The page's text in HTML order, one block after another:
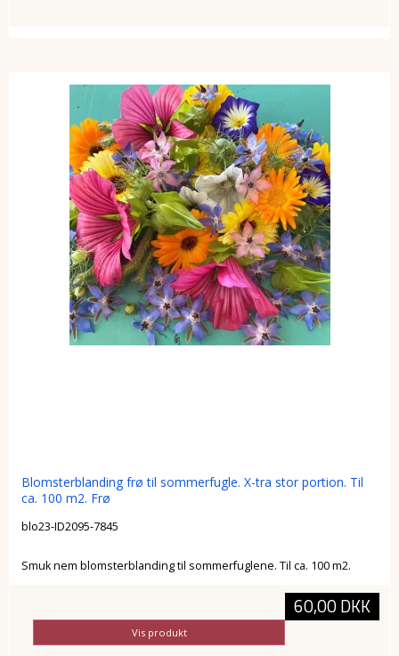
Blomsterblanding frø til sommerfugle. X-tra stor portion. Til
ca. 100 m2. Frø
blo23-ID2095-7845
Smuk nem blomsterblanding til sommerfuglene. Til ca. 100 m2.
60,00 DKK
Vis produkt